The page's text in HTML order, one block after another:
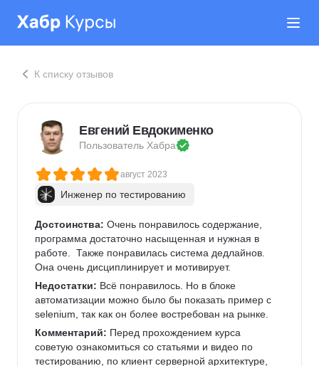
К списку отзывов
Евгений Евдокименко
Пользователь Хабра
август 2023
Инженер по тестированию
Достоинства: Очень понравилось содержание,
программа достаточно насыщенная и нужная в
работе.  Также понравилась система дедлайнов.
Она очень дисциплинирует и мотивирует.
Недостатки: Всё понравилось. Но в блоке
автоматизации можно было бы показать пример с
selenium, так как он более востребован на рынке.
Комментарий: Перед прохождением курса
советую ознакомиться со статьями и видео по
тестированию, по клиент серверной архитектуре,